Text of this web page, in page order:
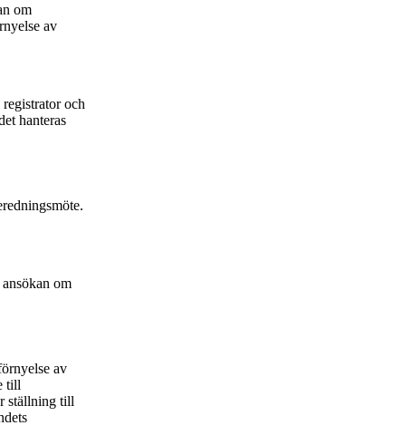
om
av
och
hanteras
om
av
till
ställning till